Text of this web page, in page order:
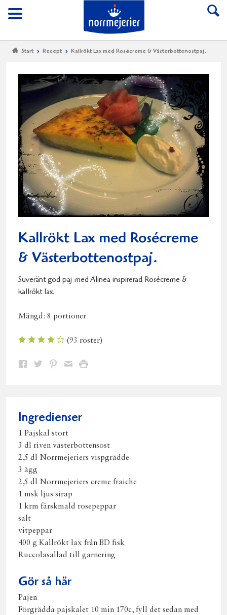
Meny
Till Norrmejerier
Start Recept Kallrökt Lax med Rosécreme & Västerbottenostpaj.
Kallrökt Lax med Rosécreme
& Västerbottenostpaj.
Suveränt god paj med Alinea inspirerad Rosécreme &
kallrökt lax.
Mängd: 8 portioner
(93 röster)
Dela Dela Dela DelaSkriv
Ingredienser
1 Pajskal stort
3 dl riven västerbottensost
2,5 dl Norrmejeriers vispgrädde
3 ägg
2,5 dl Norrmejeriers creme fraiche
1 msk ljus sirap
1 krm färskmald rosepeppar
salt
vitpeppar
400 g Kallrökt lax från BD fisk
Ruccolasallad till garnering
Gör så här
Pajen
Förgrädda pajskalet 10 min 170c, fyll det sedan med